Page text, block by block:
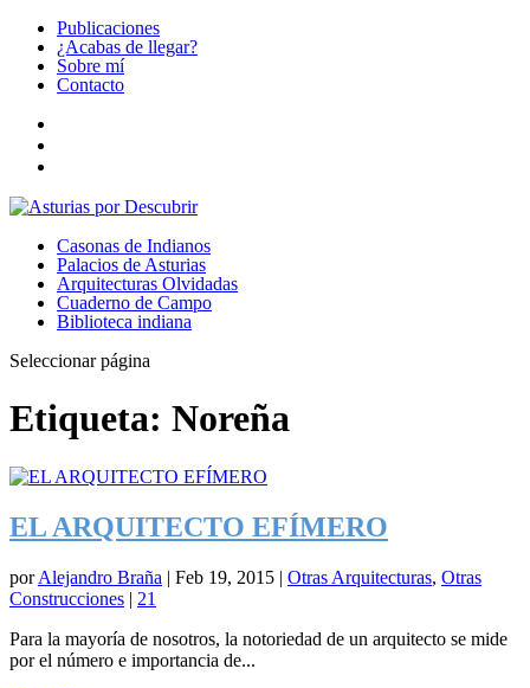
Publicaciones
¿Acabas de llegar?
Sobre mí
Contacto
Casonas de Indianos
Palacios de Asturias
Arquitecturas Olvidadas
Cuaderno de Campo
Biblioteca indiana
Seleccionar página
Etiqueta: Noreña
EL ARQUITECTO EFÍMERO
porAlejandro Braña | Feb 19, 2015 | Otras Arquitecturas, Otras
Construcciones | 21
Para la mayoría de nosotros, la notoriedad de un arquitecto se mide
por el número e importancia de...